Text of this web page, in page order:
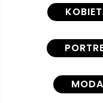
MODA